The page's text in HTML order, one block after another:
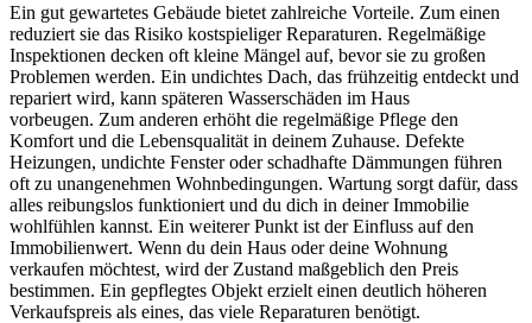
Ein gut gewartetes Gebäude bietet zahlreiche Vorteile. Zum einen
reduziert sie das Risiko kostspieliger Reparaturen. Regelmäßige
Inspektionen decken oft kleine Mängel auf, bevor sie zu großen
Problemen werden. Ein undichtes Dach, das frühzeitig entdeckt und
repariert wird, kann späteren Wasserschäden im Haus
vorbeugen. Zum anderen erhöht die regelmäßige Pflege den
Komfort und die Lebensqualität in deinem Zuhause. Defekte
Heizungen, undichte Fenster oder schadhafte Dämmungen führen
oft zu unangenehmen Wohnbedingungen. Wartung sorgt dafür, dass
alles reibungslos funktioniert und du dich in deiner Immobilie
wohlfühlen kannst. Ein weiterer Punkt ist der Einfluss auf den
Immobilienwert. Wenn du dein Haus oder deine Wohnung
verkaufen möchtest, wird der Zustand maßgeblich den Preis
bestimmen. Ein gepflegtes Objekt erzielt einen deutlich höheren
Verkaufspreis als eines, das viele Reparaturen benötigt.